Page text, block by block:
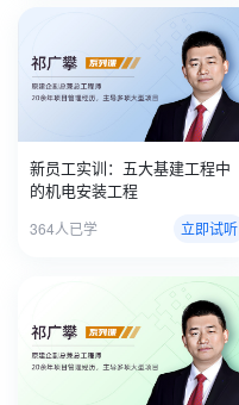
新员工实训：五大基建工程中
的机电安装工程
364人已学 立即试听